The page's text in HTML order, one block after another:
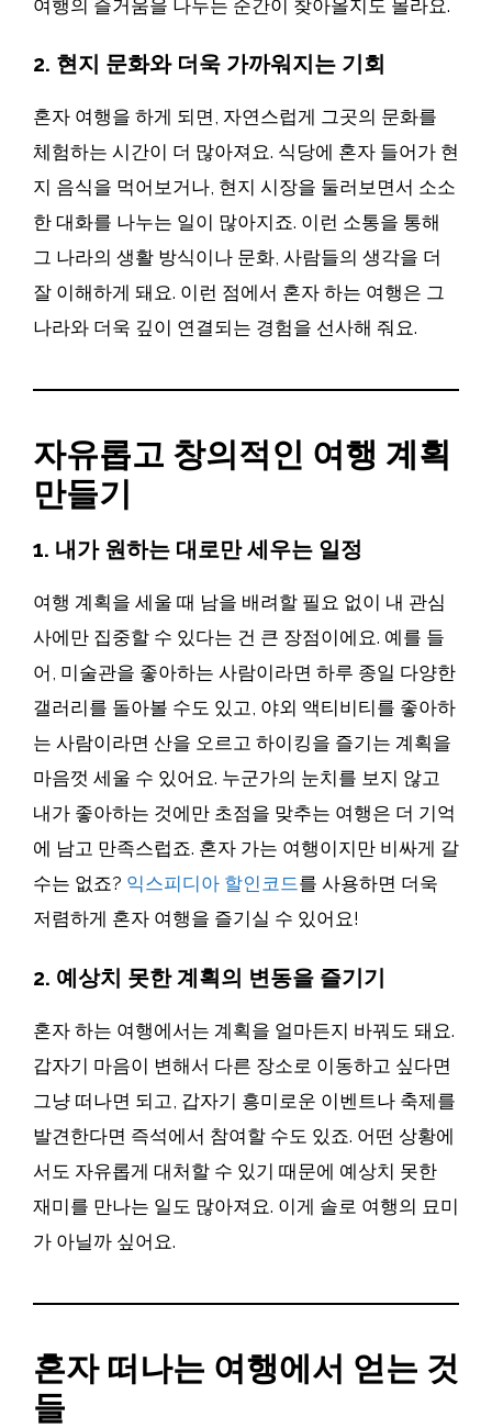
여행의 즐거움을 나누는 순간이 찾아올지도 몰라요.
2. 현지 문화와 더욱 가까워지는 기회
혼자 여행을 하게 되면, 자연스럽게 그곳의 문화를
체험하는 시간이 더 많아져요. 식당에 혼자 들어가 현
지 음식을 먹어보거나, 현지 시장을 둘러보면서 소소
한 대화를 나누는 일이 많아지죠. 이런 소통을 통해
그 나라의 생활 방식이나 문화, 사람들의 생각을 더
잘 이해하게 돼요. 이런 점에서 혼자 하는 여행은 그
나라와 더욱 깊이 연결되는 경험을 선사해 줘요.
자유롭고 창의적인 여행 계획
만들기
1. 내가 원하는 대로만 세우는 일정
여행 계획을 세울 때 남을 배려할 필요 없이 내 관심
사에만 집중할 수 있다는 건 큰 장점이에요. 예를 들
어, 미술관을 좋아하는 사람이라면 하루 종일 다양한
갤러리를 돌아볼 수도 있고, 야외 액티비티를 좋아하
는 사람이라면 산을 오르고 하이킹을 즐기는 계획을
마음껏 세울 수 있어요. 누군가의 눈치를 보지 않고
내가 좋아하는 것에만 초점을 맞추는 여행은 더 기억
에 남고 만족스럽죠. 혼자 가는 여행이지만 비싸게 갈
수는 없죠? 익스피디아 할인코드를 사용하면 더욱
저렴하게 혼자 여행을 즐기실 수 있어요!
2. 예상치 못한 계획의 변동을 즐기기
혼자 하는 여행에서는 계획을 얼마든지 바꿔도 돼요.
갑자기 마음이 변해서 다른 장소로 이동하고 싶다면
그냥 떠나면 되고, 갑자기 흥미로운 이벤트나 축제를
발견한다면 즉석에서 참여할 수도 있죠. 어떤 상황에
서도 자유롭게 대처할 수 있기 때문에 예상치 못한
재미를 만나는 일도 많아져요. 이게 솔로 여행의 묘미
가 아닐까 싶어요.
혼자 떠나는 여행에서 얻는 것
들